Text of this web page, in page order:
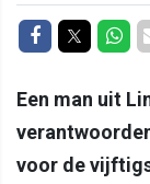
Delen opDelen
Een man uit
voor de